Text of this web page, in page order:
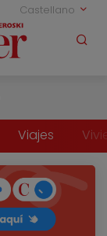
Castellano
Viajes